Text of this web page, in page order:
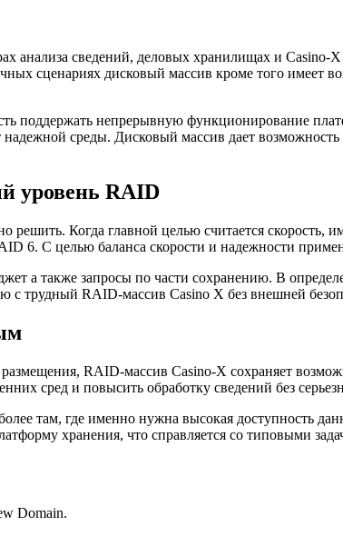
анализа сведений, деловых хранилищах и Casino-
сценариях дисковый массив кроме того имеет
поддержать непрерывную функционирование
среды. Дисковый массив дает возможность
уровень RAID
решить. Когда главной целью считается скорость,
6. С целью баланса скорости и надежности
а также запросы по части сохранению. В
трудный RAID-массив Casino X без внешней
RAID-массив Casino-X сохраняет
сред и повысить обработку сведений без
там, где именно нужна высокая доступность
хранения, что справляется со типовыми
Domain.